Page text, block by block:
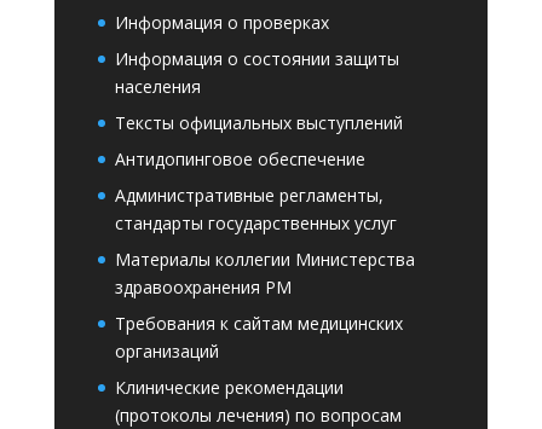
Информация о проверках
Информация о состоянии защиты
населения
Тексты официальных выступлений
Антидопинговое обеспечение
Административные регламенты,
стандарты государственных услуг
Материалы коллегии Министерства
здравоохранения РМ
Требования к сайтам медицинских
организаций
Клинические рекомендации
(протоколы лечения) по вопросам